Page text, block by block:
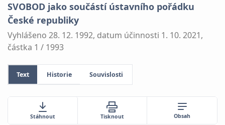
SVOBOD jako součástí ústavního pořádku
České republiky
Vyhlášeno 28. 12. 1992, datum účinnosti 1. 10. 2021,
částka 1 / 1993
Text Historie Souvislosti
Stáhnout Tisknout Obsah